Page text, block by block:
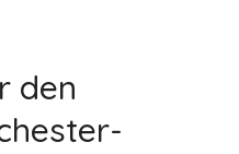
den